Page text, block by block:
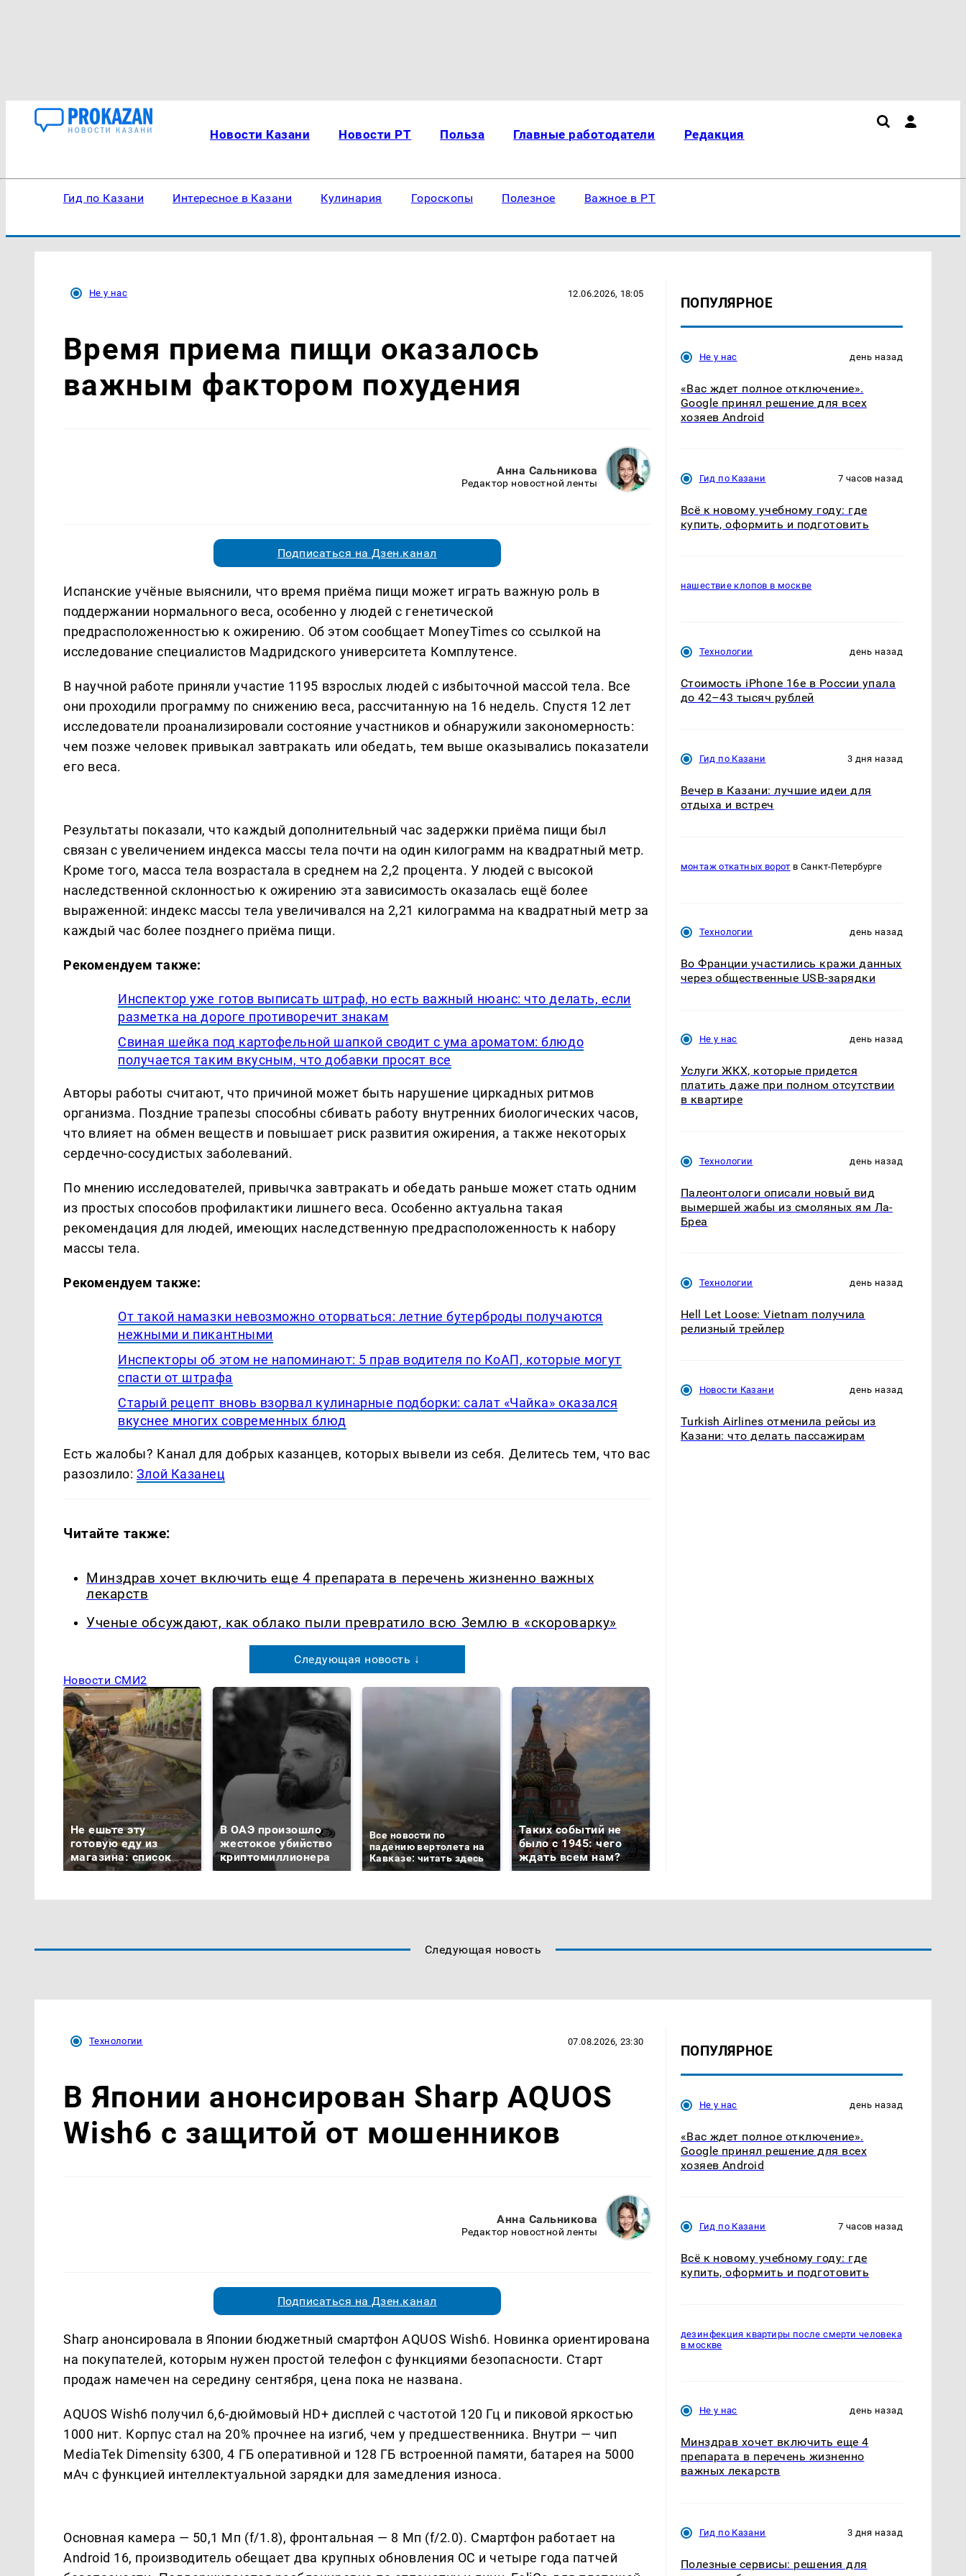
Новости Казани Новости РТ Польза Главные работодатели Редакция
Гид по Казани Интересное в Казани Кулинария Гороскопы Полезное Важное в РТ
Не у нас 12.06.2026, 18:05
Время приема пищи оказалось
важным фактором похудения
Анна Сальникова
Редактор новостной ленты
Подписаться на Дзен.канал
Испанские учёные выяснили, что время приёма пищи может играть важную роль в
поддержании нормального веса, особенно у людей с генетической
предрасположенностью к ожирению. Об этом сообщает MoneyTimes со ссылкой на
исследование специалистов Мадридского университета Комплутенсе.
В научной работе приняли участие 1195 взрослых людей с избыточной массой тела. Все
они проходили программу по снижению веса, рассчитанную на 16 недель. Спустя 12 лет
исследователи проанализировали состояние участников и обнаружили закономерность:
чем позже человек привыкал завтракать или обедать, тем выше оказывались показатели
его веса.
Результаты показали, что каждый дополнительный час задержки приёма пищи был
связан с увеличением индекса массы тела почти на один килограмм на квадратный метр.
Кроме того, масса тела возрастала в среднем на 2,2 процента. У людей с высокой
наследственной склонностью к ожирению эта зависимость оказалась ещё более
выраженной: индекс массы тела увеличивался на 2,21 килограмма на квадратный метр за
каждый час более позднего приёма пищи.
Рекомендуем также:
Инспектор уже готов выписать штраф, но есть важный нюанс: что делать, если
разметка на дороге противоречит знакам
Свиная шейка под картофельной шапкой сводит с ума ароматом: блюдо
получается таким вкусным, что добавки просят все
Авторы работы считают, что причиной может быть нарушение циркадных ритмов
организма. Поздние трапезы способны сбивать работу внутренних биологических часов,
что влияет на обмен веществ и повышает риск развития ожирения, а также некоторых
сердечно-сосудистых заболеваний.
По мнению исследователей, привычка завтракать и обедать раньше может стать одним
из простых способов профилактики лишнего веса. Особенно актуальна такая
рекомендация для людей, имеющих наследственную предрасположенность к набору
массы тела.
Рекомендуем также:
От такой намазки невозможно оторваться: летние бутерброды получаются
нежными и пикантными
Инспекторы об этом не напоминают: 5 прав водителя по КоАП, которые могут
спасти от штрафа
Старый рецепт вновь взорвал кулинарные подборки: салат «Чайка» оказался
вкуснее многих современных блюд
Есть жалобы? Канал для добрых казанцев, которых вывели из себя. Делитеcь тем, что вас
разозлило: Злой Казанец
Читайте также:
Минздрав хочет включить еще 4 препарата в перечень жизненно важных
лекарств
Ученые обсуждают, как облако пыли превратило всю Землю в «скороварку»
Следующая новость ↓
Новости СМИ2
Не ешьте эту
готовую еду из
магазина: список
В ОАЭ произошло
жестокое убийство
криптомиллионера
Все новости по
падению вертолета на
Кавказе: читать здесь
Таких событий не
было с 1945: чего
ждать всем нам?
ПОПУЛЯРНОЕ
Не у нас день назад
«Вас ждет полное отключение».
Google принял решение для всех
хозяев Android
Гид по Казани 7 часов назад
Всё к новому учебному году: где
купить, оформить и подготовить
нашествие клопов в москве
Технологии день назад
Стоимость iPhone 16e в России упала
до 42–43 тысяч рублей
Гид по Казани 3 дня назад
Вечер в Казани: лучшие идеи для
отдыха и встреч
монтаж откатных ворот в Санкт-Петербурге
Технологии день назад
Во Франции участились кражи данных
через общественные USB-зарядки
Не у нас день назад
Услуги ЖКХ, которые придется
платить даже при полном отсутствии
в квартире
Технологии день назад
Палеонтологи описали новый вид
вымершей жабы из смоляных ям Ла-
Бреа
Технологии день назад
Hell Let Loose: Vietnam получила
релизный трейлер
Новости Казани день назад
Turkish Airlines отменила рейсы из
Казани: что делать пассажирам
Следующая новость
Технологии 07.08.2026, 23:30
В Японии анонсирован Sharp AQUOS
Wish6 с защитой от мошенников
Анна Сальникова
Редактор новостной ленты
Подписаться на Дзен.канал
Sharp анонсировала в Японии бюджетный смартфон AQUOS Wish6. Новинка ориентирована
на покупателей, которым нужен простой телефон с функциями безопасности. Старт
продаж намечен на середину сентября, цена пока не названа.
AQUOS Wish6 получил 6,6-дюймовый HD+ дисплей с частотой 120 Гц и пиковой яркостью
1000 нит. Корпус стал на 20% прочнее на изгиб, чем у предшественника. Внутри — чип
MediaTek Dimensity 6300, 4 ГБ оперативной и 128 ГБ встроенной памяти, батарея на 5000
мАч с функцией интеллектуальной зарядки для замедления износа.
Основная камера — 50,1 Мп (f/1.8), фронтальная — 8 Мп (f/2.0). Смартфон работает на
Android 16, производитель обещает два крупных обновления ОС и четыре года патчей
ПОПУЛЯРНОЕ
Не у нас день назад
«Вас ждет полное отключение».
Google принял решение для всех
хозяев Android
Гид по Казани 7 часов назад
Всё к новому учебному году: где
купить, оформить и подготовить
дезинфекция квартиры после смерти человека
в москве
Не у нас день назад
Минздрав хочет включить еще 4
препарата в перечень жизненно
важных лекарств
Гид по Казани 3 дня назад
Полезные сервисы: решения для